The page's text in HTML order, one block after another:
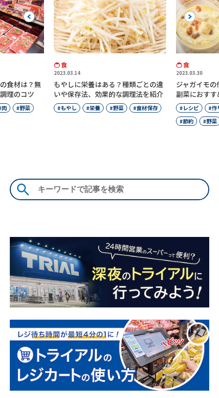
Previous
食材は？無
理のコツ
肉 野菜
食
2023.03.14
もやしに栄養はある？種類ごとの違
いや保存法、効果的な調理法を紹介
もやし 栄養 野菜 食材保存
食
2023.03.30
ジャガイモの
副菜におす
レシピ
作
節約
野菜
Next